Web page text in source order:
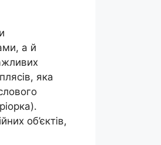
а й
яка
об’єктів,